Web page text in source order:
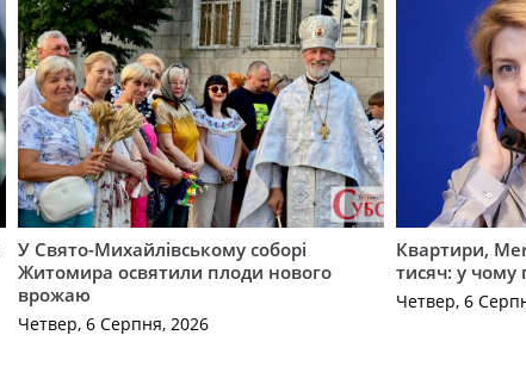
У Свято-Михайлівському соборі
Житомира освятили плоди нового
врожаю
Четвер, 6 Серпня, 2026
Квартири,
тисяч: у
Четвер, 6